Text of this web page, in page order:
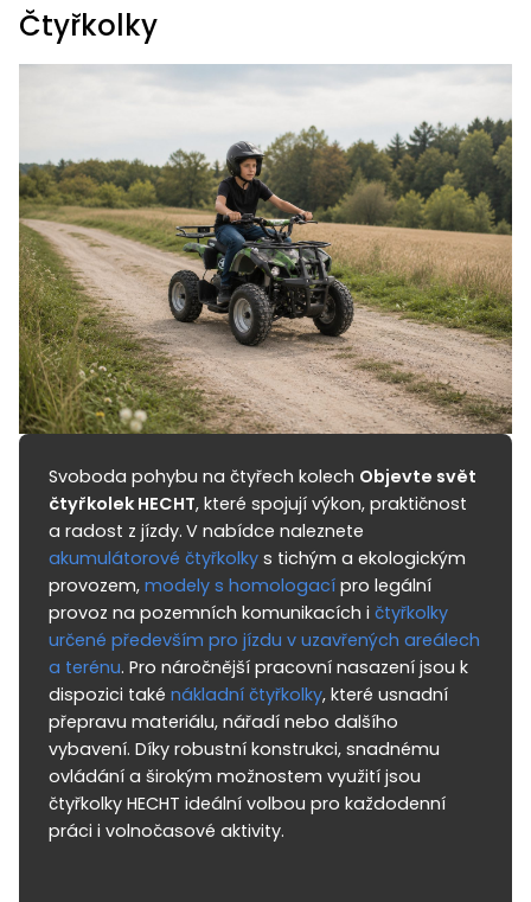
Čtyřkolky
Svoboda pohybu na čtyřech kolech Objevte svět
čtyřkolek HECHT, které spojují výkon, praktičnost
a radost z jízdy. V nabídce naleznete
akumulátorové čtyřkolky s tichým a ekologickým
provozem, modely s homologací pro legální
provoz na pozemních komunikacích i čtyřkolky
určené především pro jízdu v uzavřených areálech
a terénu. Pro náročnější pracovní nasazení jsou k
dispozici také nákladní čtyřkolky, které usnadní
přepravu materiálu, nářadí nebo dalšího
vybavení. Díky robustní konstrukci, snadnému
ovládání a širokým možnostem využití jsou
čtyřkolky HECHT ideální volbou pro každodenní
práci i volnočasové aktivity.